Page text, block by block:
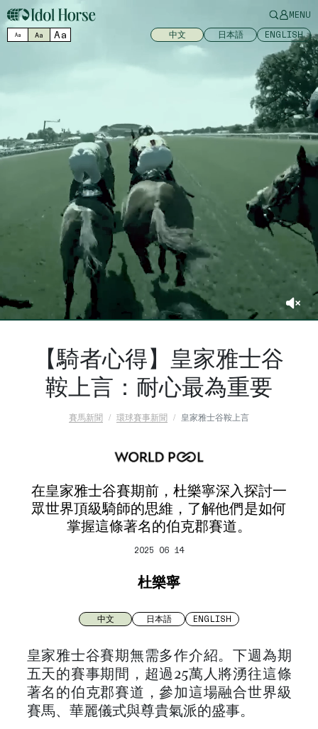
MENU
Aa Aa Aa 中文 日本語 ENGLISH
【騎者心得】皇家雅士谷
鞍上言：耐心最為重要
賽馬新聞 環球賽事新聞 皇家雅士谷鞍上言
在皇家雅士谷賽期前，杜樂寧深入探討一
眾世界頂級騎師的思維，了解他們是如何
掌握這條著名的伯克郡賽道。
2025 06 14
杜樂寧
中文 日本語 ENGLISH
皇家雅士谷賽期無需多作介紹。下週為期
五天的賽事期間，超過25萬人將湧往這條
著名的伯克郡賽道，參加這場融合世界級
賽馬、華麗儀式與尊貴氣派的盛事。